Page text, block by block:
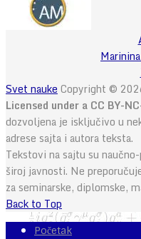
Svet nauke Copyright ©
Licensed under a CC BY-
dozvoljena je isključivo u
adrese sajta i autora teksta.
Tekstovi na sajtu su
široj javnosti. Ne
za seminarske, diplomske,
Back to Top
Početak